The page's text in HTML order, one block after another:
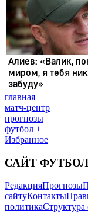
главная
матч-центр
прогнозы
футбол +
Избранное
САЙТ ФУТБОЛ
РедакцияПрогнозы
сайтуКонтакты
политикаСтруктура